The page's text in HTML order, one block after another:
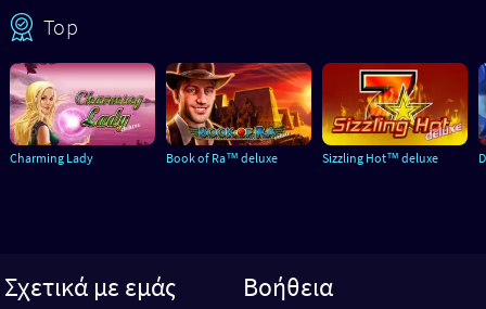
Top
Charming Lady Book of Ra™ deluxe Sizzling Hot™ deluxe
Σχετικά με εμάς Βοήθεια